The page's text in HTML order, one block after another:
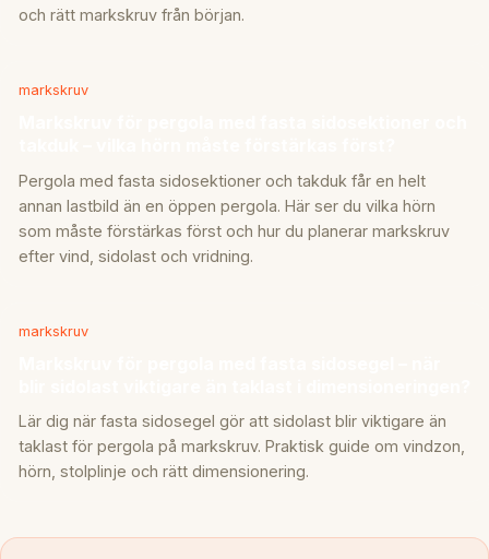
och rätt markskruv från början.
markskruv
Pergola med fasta sidosektioner och takduk får en helt
annan lastbild än en öppen pergola. Här ser du vilka hörn
som måste förstärkas först och hur du planerar markskruv
efter vind, sidolast och vridning.
markskruv
Lär dig när fasta sidosegel gör att sidolast blir viktigare än
taklast för pergola på markskruv. Praktisk guide om vindzon,
hörn, stolplinje och rätt dimensionering.